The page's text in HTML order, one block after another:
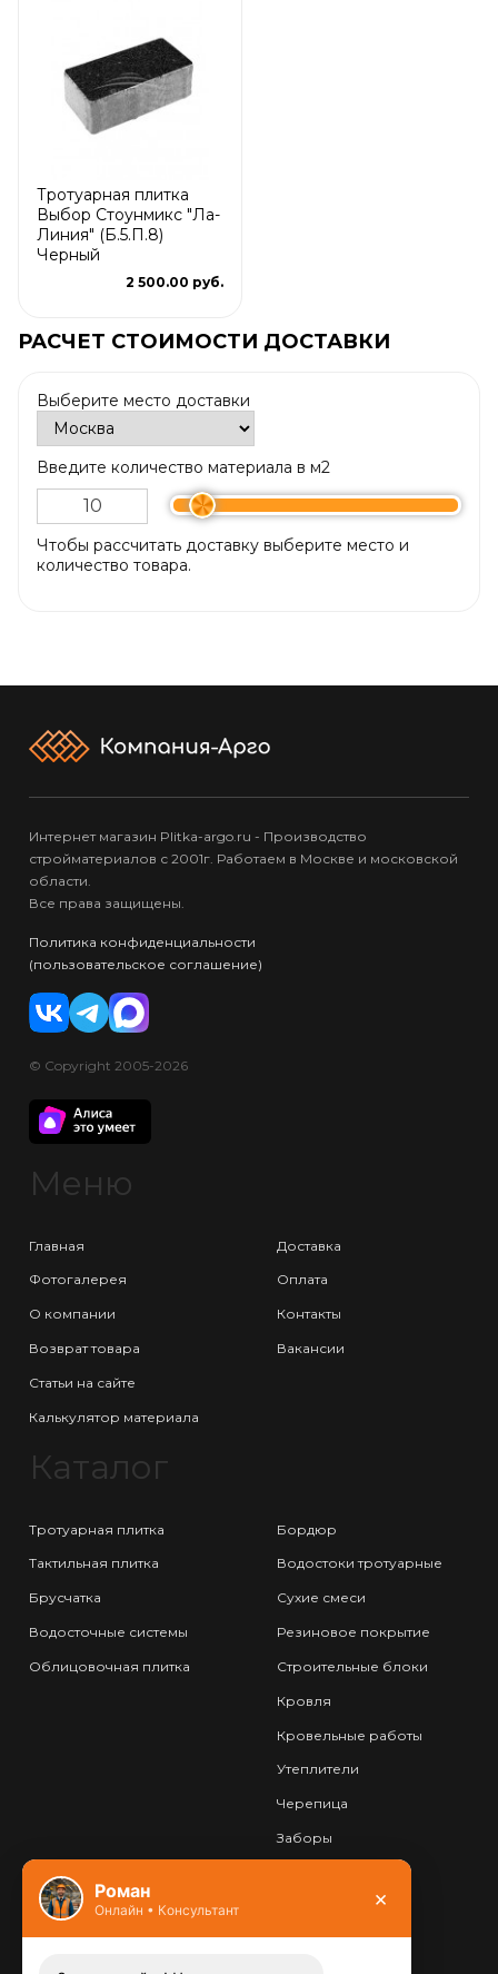
Тротуарная плитка
Выбор Стоунмикс "Ла-
Линия" (Б.5.П.8)
Черный
2 500.00 руб.
РАСЧЕТ СТОИМОСТИ ДОСТАВКИ
Выберите место доставки
Введите количество материала в м2
Чтобы рассчитать доставку выберите место и
количество товара.
Интернет магазин Plitka-argo.ru - Производство
стройматериалов с 2001г. Работаем в Москве и московской
области.
Все права защищены.
Политика конфиденциальности
(пользовательское соглашение)
© Copyright 2005-2026
Меню
Главная
Фотогалерея
О компании
Возврат товара
Статьи на сайте
Калькулятор материала
Доставка
Оплата
Контакты
Вакансии
Каталог
Тротуарная плитка
Тактильная плитка
Брусчатка
Водосточные системы
Облицовочная плитка
Бордюр
Водостоки тротуарные
Сухие смеси
Резиновое покрытие
Строительные блоки
Кровля
Кровельные работы
Утеплители
Черепица
Заборы
Контакты
Заказать звонок
Роман
Онлайн • Консультант ×